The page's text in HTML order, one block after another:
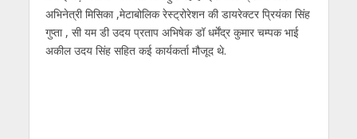
अभिनेत्री मिसिका ,मेटाबोलिक रेस्ट्रोरेशन की डायरेक्टर प्रियंका सिंह
गुप्ता , सी यम डी उदय प्रताप अभिषेक डॉ धर्मेंद्र कुमार चम्पक भाई
अकील उदय सिंह सहित कई कार्यकर्ता मौजूद थे.